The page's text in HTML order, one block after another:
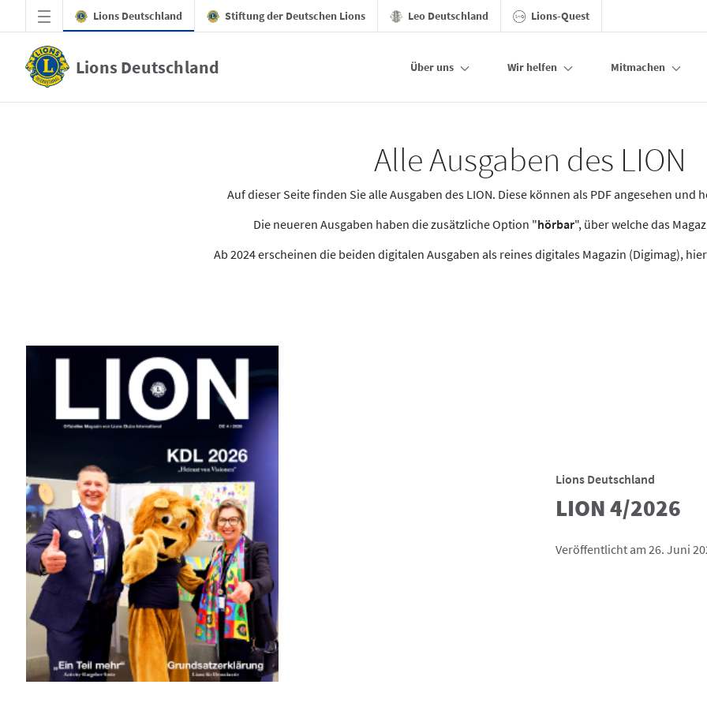
Zum Hauptinhalt springen
Lions Deutschland Stiftung der Deutschen Lions Leo Deutschland Lions-Quest
Lions Deutschland Über uns Wir helfen Mitmachen
Alle Ausgaben des LION
Auf dieser Seite finden Sie alle Ausgaben des LION. Diese können als PDF angesehen und
Die neueren Ausgaben haben die zusätzliche Option "hörbar", über welche das
Ab 2024 erscheinen die beiden digitalen Ausgaben als reines digitales Magazin (Digimag),
Lions Deutschland
LION 4/2026
Veröffentlicht am 26. Juni